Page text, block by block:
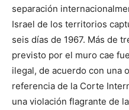
separación
Israel de los territorios
seis días de 1967. Más de
previsto por el muro cae
ilegal, de acuerdo con una
referencia de la Corte
una violación flagrante de